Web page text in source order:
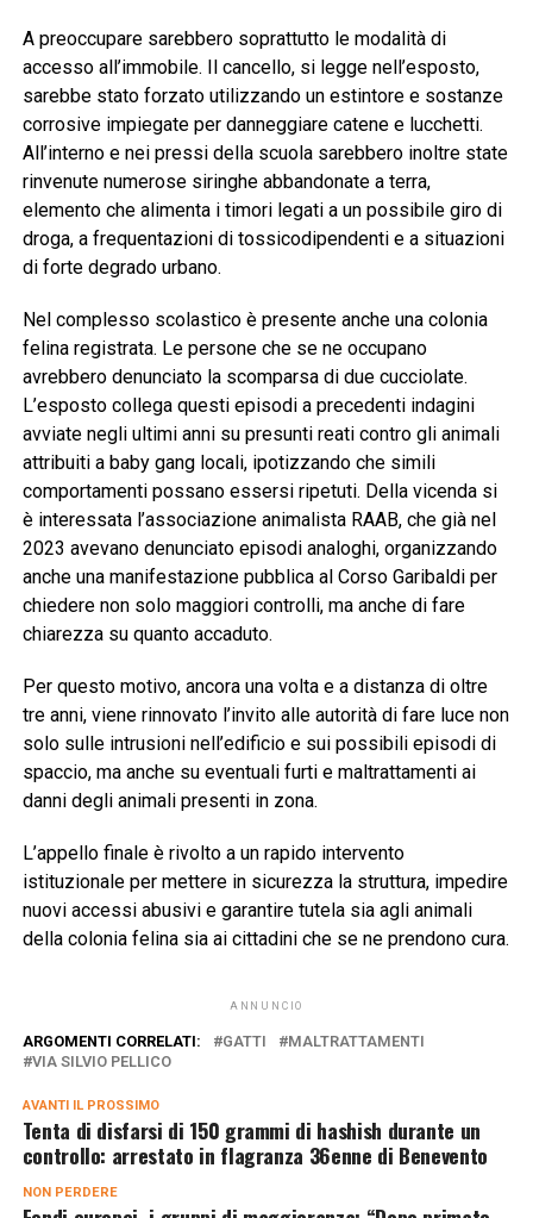
A preoccupare sarebbero soprattutto le modalità di
accesso all’immobile. Il cancello, si legge nell’esposto,
sarebbe stato forzato utilizzando un estintore e sostanze
corrosive impiegate per danneggiare catene e lucchetti.
All’interno e nei pressi della scuola sarebbero inoltre state
rinvenute numerose siringhe abbandonate a terra,
elemento che alimenta i timori legati a un possibile giro di
droga, a frequentazioni di tossicodipendenti e a situazioni
di forte degrado urbano.
Nel complesso scolastico è presente anche una colonia
felina registrata. Le persone che se ne occupano
avrebbero denunciato la scomparsa di due cucciolate.
L’esposto collega questi episodi a precedenti indagini
avviate negli ultimi anni su presunti reati contro gli animali
attribuiti a baby gang locali, ipotizzando che simili
comportamenti possano essersi ripetuti. Della vicenda si
è interessata l’associazione animalista RAAB, che già nel
2023 avevano denunciato episodi analoghi, organizzando
anche una manifestazione pubblica al Corso Garibaldi per
chiedere non solo maggiori controlli, ma anche di fare
chiarezza su quanto accaduto.
Per questo motivo, ancora una volta e a distanza di oltre
tre anni, viene rinnovato l’invito alle autorità di fare luce non
solo sulle intrusioni nell’edificio e sui possibili episodi di
spaccio, ma anche su eventuali furti e maltrattamenti ai
danni degli animali presenti in zona.
L’appello finale è rivolto a un rapido intervento
istituzionale per mettere in sicurezza la struttura, impedire
nuovi accessi abusivi e garantire tutela sia agli animali
della colonia felina sia ai cittadini che se ne prendono cura.
ANNUNCIO
ARGOMENTI CORRELATI: GATTI
MALTRATTAMENTI
VIA SILVIO PELLICO
AVANTI IL ​​PROSSIMO
Tenta di disfarsi di 150 grammi di hashish durante un
controllo: arrestato in flagranza 36enne di Benevento
NON PERDERE